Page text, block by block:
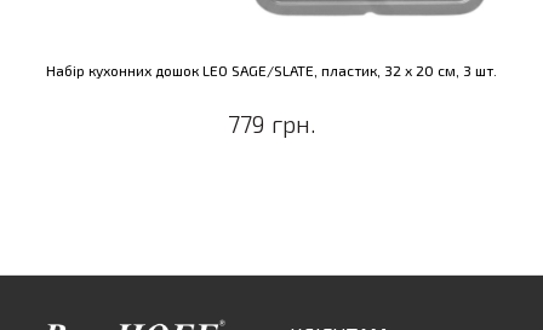
Набір кухонних дошок LEO SAGE/SLATE, пластик, 32 x 20 см, 3 шт.
779 грн.